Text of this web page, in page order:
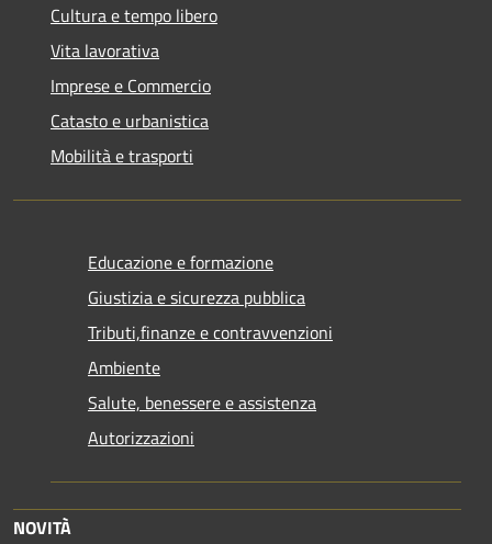
Cultura e tempo libero
Vita lavorativa
Imprese e Commercio
Catasto e urbanistica
Mobilità e trasporti
Educazione e formazione
Giustizia e sicurezza pubblica
Tributi,finanze e contravvenzioni
Ambiente
Salute, benessere e assistenza
Autorizzazioni
NOVITÀ